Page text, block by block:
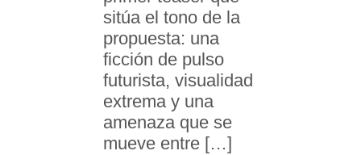
sitúa el tono de la
propuesta: una
ficción de pulso
futurista, visualidad
extrema y una
amenaza que se
mueve entre […]